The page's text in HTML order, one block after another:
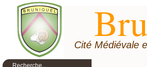
Cité Médiévale